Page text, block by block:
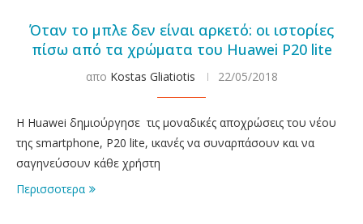
Όταν το μπλε δεν είναι αρκετό: οι ιστορίες
πίσω από τα χρώματα του Huawei P20 lite
απο Kostas Gliatiotis 22/05/2018
Η Huawei δημιούργησε τις μοναδικές αποχρώσεις του νέου
της smartphone, P20 lite, ικανές να συναρπάσουν και να
σαγηνεύσουν κάθε χρήστη
Περισσοτερα